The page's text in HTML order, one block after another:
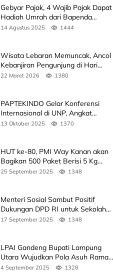
Gebyar Pajak, 4 Wajib Pajak Dapat
Hadiah Umrah dari Bapenda
Sumbar
14 Agustus 2025 1444
Wisata Lebaran Memuncak, Ancol
Kebanjiran Pengunjung di Hari
Kedua
22 Maret 2026 1380
PAPTEKINDO Gelar Konferensi
Internasional di UNP, Angkat
Kolaborasi Pendidikan Vokasi,
13 Oktober 2025 1370
HUT ke-80, PMI Way Kanan akan
Bagikan 500 Paket Berisi 5 Kg
Beras
25 September 2025 1348
Menteri Sosial Sambut Positif
Dukungan DPD RI untuk Sekolah
Rakyat
17 September 2025 1348
LPAI Gandeng Bupati Lampung
Utara Wujudkan Pola Asuh Ramah
Anak Lewat Seminar Kak Seto, Ini
4 September 2025 1328